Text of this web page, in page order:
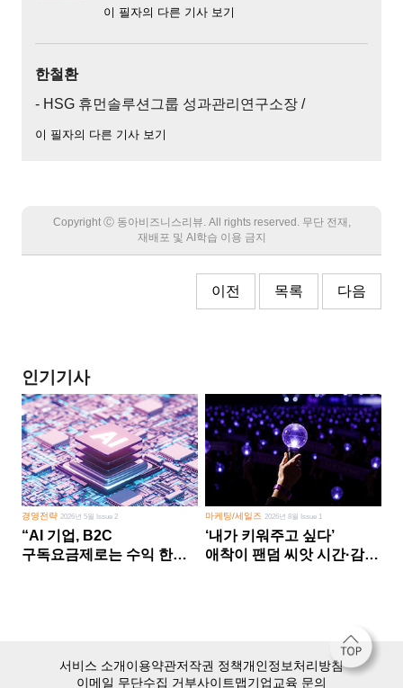
이 필자의 다른 기사 보기
한철환
- HSG 휴먼솔루션그룹 성과관리연구소장 /
이 필자의 다른 기사 보기
Copyright Ⓒ 동아비즈니스리뷰. All rights reserved. 무단 전재,
재배포 및 AI학습 이용 금지
이전 목록 다음
인기기사
경영전략 2026년 5월 Issue 2
“AI 기업, B2C
구독요금제로는 수익 한계
마케팅/세일즈 2026년 8월 Issue 1
‘내가 키워주고 싶다’
애착이 팬덤 씨앗 시간·감정
서비스 소개이용약관저작권 정책개인정보처리방침
이메일 무단수집 거부사이트맵기업교육 문의